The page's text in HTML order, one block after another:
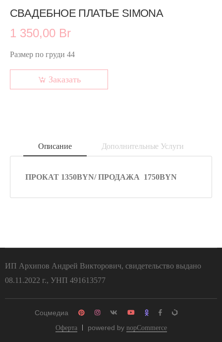
СВАДЕБНОЕ ПЛАТЬЕ SIMONA
1 350,00 Br
Размер по груди 44
Заказать
Описание Дополнительные Услуги
ПРОКАТ 1350BYN/ ПРОДАЖА 1750BYN
ИП Архипов Андрей Викторович, свидетельство выдано
08.11.2022 г., УНП 491613577
Оферта powered by nopCommerce
Соцмедиа